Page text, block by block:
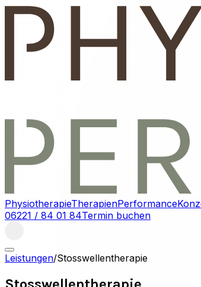
PhysiotherapieTherapienPerformance
06221 / 84 01 84Termin buchen
Leistungen/Stosswellentherapie